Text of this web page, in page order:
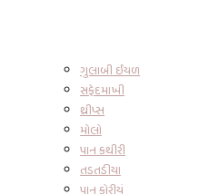
ગુલાબી ઈયળ
સફેદમાખી
થ્રીપ્સ
મોલો
પાન કથીરી
તડતડીયા